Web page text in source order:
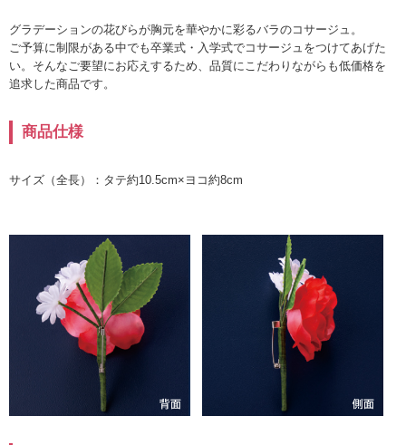
グラデーションの花びらが胸元を華やかに彩るバラのコサージュ。
ご予算に制限がある中でも卒業式・入学式でコサージュをつけてあげた
い。そんなご要望にお応えするため、品質にこだわりながらも低価格を
追求した商品です。
商品仕様
サイズ（全長）：タテ約10.5cm×ヨコ約8cm